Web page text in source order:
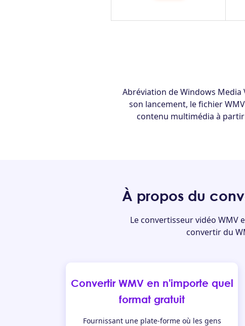
Abréviation de Windows
son lancement, le fichier
contenu multimédia à
À propos du
Le convertisseur vidéo WMV
convertir du
Convertir WMV en n'importe quel
format gratuit
Fournissant une plate-forme où les gens